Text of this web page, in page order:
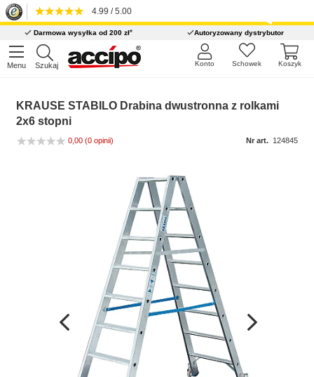
4.99 / 5.00
Darmowa wysyłka od 200 zł* Autoryzowany dystrybutor
Menu Szukaj Koszyk
Schowek
Konto
KRAUSE STABILO Drabina dwustronna z rolkami
2x6 stopni
0,00 (0 opinii) Nr art. 124845
Wcześniejsza
strona